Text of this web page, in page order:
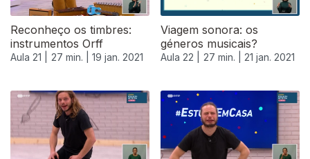
Reconheço os timbres:
instrumentos Orff
Aula 21 | 27 min. | 19 jan. 2021
Viagem sonora: os
géneros musicais?
Aula 22 | 27 min. | 21 jan. 2021
520630